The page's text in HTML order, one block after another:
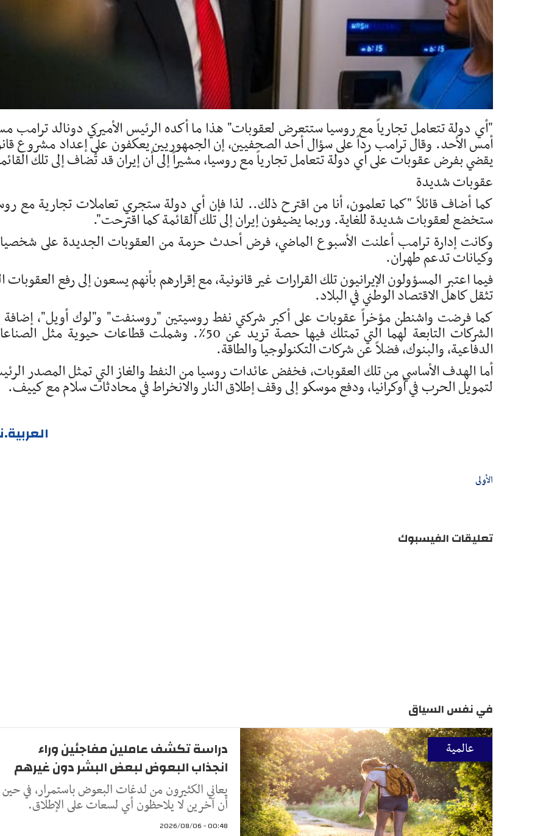
"أي دولة تتعامل تجارياً مع روسيا ستتعرض لعقوبات" هذا ما أكده الرئيس الأميركي دونالد ترامب
أمس الأحد. وقال ترامب رداً على سؤال أحد الصحفيين، إن الجمهوريين يعكفون على إعداد مشروع
يقضي بفرض عقوبات على أي دولة تتعامل تجارياً مع روسيا، مشيراً إلى أن إيران قد تُضاف إلى تلك
عقوبات شديدة
كما أضاف قائلاً "كما تعلمون، أنا من اقترح ذلك.. لذا فإن أي دولة ستجري تعاملات تجارية مع
ستخضع لعقوبات شديدة للغاية. وربما يضيفون إيران إلى تلك القائمة كما اقترحت".
وكانت إدارة ترامب أعلنت الأسبوع الماضي، فرض أحدث حزمة من العقوبات الجديدة على
وكيانات تدعم طهران.
فيما اعتبر المسؤولون الإيرانيون تلك القرارات غير قانونية، مع إقرارهم بأنهم يسعون إلى رفع العقوبات
تثقل كاهل الاقتصاد الوطني في البلاد.
كما فرضت واشنطن مؤخراً عقوبات على أكبر شركتي نفط روسيتين "روسنفت" و"لوك أويل"، إضافة
الشركات التابعة لهما التي تمتلك فيها حصة تزيد عن 50٪. وشملت قطاعات حيوية مثل
الدفاعية، والبنوك، فضلاً عن شركات التكنولوجيا والطاقة.
أما الهدف الأساسي من تلك العقوبات، فخفض عائدات روسيا من النفط والغاز التي تمثل المصدر
لتمويل الحرب في أوكرانيا، ودفع موسكو إلى وقف إطلاق النار والانخراط في محادثات سلام مع كييف.
الأولى
تعليقات الفيسبوك
في نفس السياق
عالمية
دراسة تكشف عاملين مفاجئين وراء
انجذاب البعوض لبعض البشر دون غيرهم
يعاني الكثيرون من لدغات البعوض باستمرار، في حين
أن آخرين لا يلاحظون أي لسعات على الإطلاق.
00:48 - 2026/08/06